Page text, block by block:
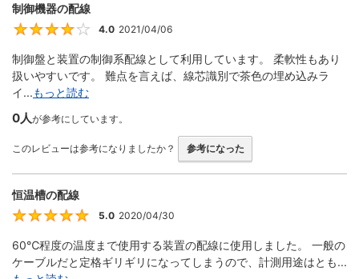
制御機器の配線
4
4.0 2021/04/06
制御盤と装置の制御系配線として利用しています。 柔軟性もあり
扱いやすいです。 難点を言えば、線芯識別で茶色の埋め込みラ
イ...もっと読む
0人が参考にしています。
このレビューは参考になりましたか？ 参考になった
恒温槽の配線
5
5.0 2020/04/30
60℃程度の温度まで使用する装置の配線に使用しました。 一般の
ケーブルだと定格ギリギリになってしまうので、計測用途はとも...